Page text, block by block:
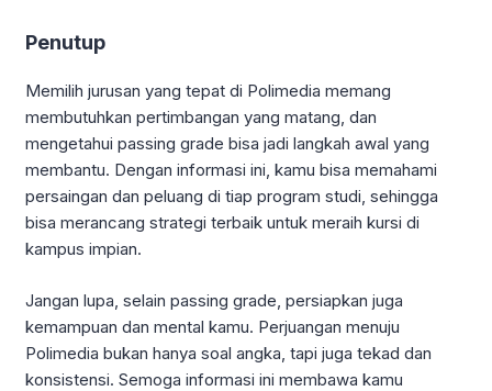
Penutup
Memilih jurusan yang tepat di Polimedia memang
membutuhkan pertimbangan yang matang, dan
mengetahui passing grade bisa jadi langkah awal yang
membantu. Dengan informasi ini, kamu bisa memahami
persaingan dan peluang di tiap program studi, sehingga
bisa merancang strategi terbaik untuk meraih kursi di
kampus impian.
Jangan lupa, selain passing grade, persiapkan juga
kemampuan dan mental kamu. Perjuangan menuju
Polimedia bukan hanya soal angka, tapi juga tekad dan
konsistensi. Semoga informasi ini membawa kamu